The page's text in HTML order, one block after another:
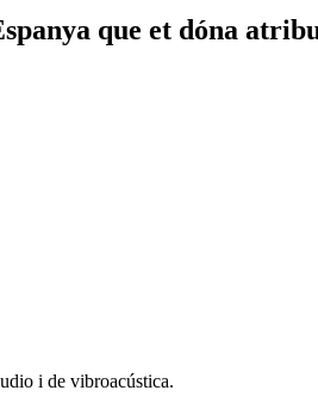
que et dóna
i de vibroacústica.